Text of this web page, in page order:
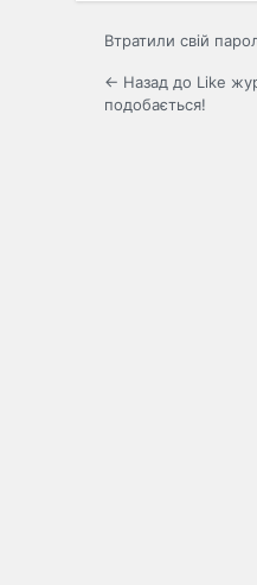
Втратили свій
← Назад до Like
подобається!